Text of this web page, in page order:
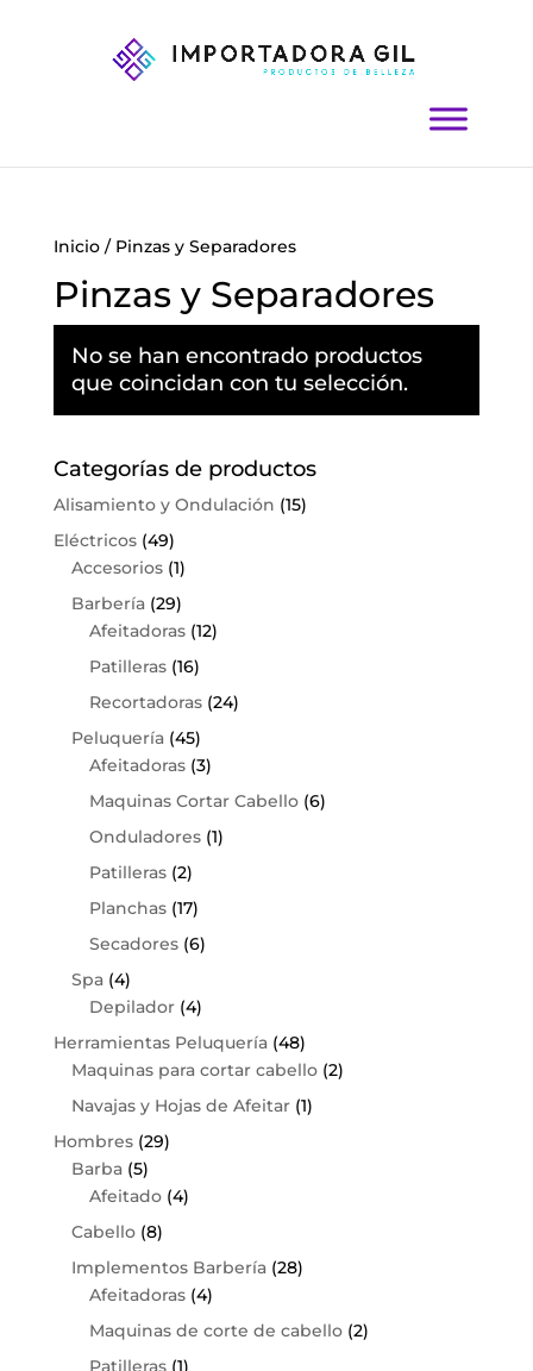
Inicio/ Pinzas y Separadores
Pinzas y Separadores
No se han encontrado productos
que coincidan con tu selección.
Categorías de productos
Alisamiento y Ondulación (15)
Eléctricos (49)
Accesorios (1)
Barbería (29)
Afeitadoras (12)
Patilleras (16)
Recortadoras (24)
Peluquería (45)
Afeitadoras (3)
Maquinas Cortar Cabello (6)
Onduladores (1)
Patilleras (2)
Planchas (17)
Secadores (6)
Spa (4)
Depilador (4)
Herramientas Peluquería (48)
Maquinas para cortar cabello (2)
Navajas y Hojas de Afeitar (1)
Hombres (29)
Barba (5)
Afeitado (4)
Cabello (8)
Implementos Barbería (28)
Afeitadoras (4)
Maquinas de corte de cabello (2)
Patilleras (1)